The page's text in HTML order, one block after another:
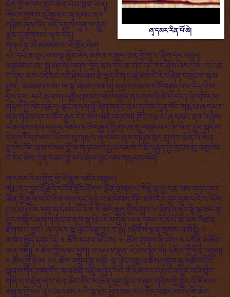
ཞྭ་དམར་རིན་པོ་ཆེ།
དོན་གྱི་མཁས་གྲུབ་ཆེན་པོ་ཤ་སྟག་ཡིན།
ཡོངས་གྲགས་སུ་རྒྱལ་བ་ཞྭ་དམར་ནག་
གཉིས་ཞེས་བོད་མདོ་དབུས་ཀུན་ལ་རླུང་
ལྟར་དུ་གྲགས་པ་ལྟར་རེད།
གནའ་སྔ་མོ་མཚམས་པ་རི་ཁྲོད་ཞིག་
དང་དཔེ་ཆ་ཅུང་ཙམ་ལྟ་མྱོང་ཡོད་མཁན་ང་རྒྱལ་ཅན་གྱི་གྲྭ་པ་ཞིག་དང་འཕྲད།
མཚམས་པས། སྐུ་ཞབས་ལགས་ཁྱེད་ནས་དཔེ་ཆ་གང་དང་གང་ཤེས་ཞེས་དྲིས། དཔེ་ཆ་
བ་དེས། ངས་འདི་དང་འདི་ཤེས་ཞེས་ཐ་སྙད་རིག་པ་རྣམས་རེ་རེ་བཞིན་བགྲངས་ཁུལ་
བྱས། མཚམས་པས། ཡ་སྐུ་ཞབས་ལགས། དམྱལ་ཁམས་བཅོ་བརྒྱད་གང་རེད་ཅེས་
དྲིས་དུས། དཔེ་ཆ་བས། དམྱལ་ཁམས་བཅོ་བརྒྱད་ནང་ནས་ཉི་ཚེ་བ་དང་། ཉེ་འཁོར་བ་
གཉིས་ཀྱི་མིང་བརྗེད། ཅུང་བསམ་བློ་ཞིག་གཏང་ནས་ད་ངས་དྲན་སོང་ཀརྨ་པ་ཞྭ་དམར་
ནག་གཉིས་དང་བཅོ་བརྒྱད་རེད་ཅེས་ལན་བཏབས། ཁོང་ཀརྨ་པ་ཞྭ་དམར་ནག་གཉིས་
ལ་མ་གུས་ནས་དམྱལ་ཁམས་བཅོ་བརྒྱད་ཀྱི་གྲངས་སུ་བགྲངས་བ་མ་ཡིན་ཀྱང་སྐབས་
དེ་དུས་བོད་ཁམས་ཡོངས་སུ་ཀརྨ་པ་ཞྭ་དམར་ནག་གཉིས་སྐད་གྲགས་ཆེན་པོ་ཡིན་
སྟབས་ཁོང་ནས་བསམ་བློ་མ་གཏངས་དམྱལ་ཁམས་བཅོ་བརྒྱད་ཀྱི་གྲངས་སུ་བགྲངས་
བ་རེད་ཅེས་ཀུན་བཟང་བླ་མའི་ཞལ་ལུང་ལས་གསུངས་ཡོད།
ཞྭ་དམར་རིམ་བྱོན་གྱི་ལོ་རྒྱུས་མདོར་བསྡུས།
ཀརྨ་རང་བྱུང་རྡོ་རྗེའི་དངོས་སློབ་རྟོགས་ལྡན་གྲགས་པ་སེངྒེ་སྐུ་མྱ་ངན་ལས་འདའ་ཁར་
ཡོན་གྱི་རྒྱལ་ས་པེ་ཅིན་ནས་ཧྲང་ཏུའུ་ལ་མ་ཕེབས་གོང་ཙམ་རབ་བྱུང་དྲུག་པའི་ས་ཡོས་
(༡༣༣༩)་ལོར་དབུ་ཞྭ་དམར་པོ་རིན་པོ་ཆེའི་རྒྱན་གྱིས་སྤྲས་པ་ཞིག་གནང་སྟེ་སྐུ་ཚབ་ལྟ་
བུར་བསྐོ་བཞག་གནང་བ་ནས་སྐུ་ཕྲེང་རིམ་བྱོན་ལ་ཞྭ་དམར་རིན་པོ་ཆེ་ཞེས་མཚན་
ཐོགས་པ་བྱུང་། ཞྭ་དམར་སྐུ་ཕྲེང་བཅུ་བྱུང་བ་སྟེ། ༡རྟོགས་ལྡན་གྲགས་པ་སེངྒེ། ༢
མཁའ་སྤྱོད་དབང་པོ། ༣ ཆོས་དཔལ་ཡེ་ཤེས། ༤ ཆོས་གྲགས་ཡེ་ཤེས། ༥ དཀོན་མཆོག་
ཡན་ལག། ༦ ཆོས་ཀྱི་དབང་ཕྱུག། ༧ དཔལ་ལྡན་ཡེ་ཤེས་སྙིང་པོ། ༨ཆོས་ཀྱི་དོན་འགྲུབ།
༩ ཆོས་ཀྱི་ཉི་མ། ༡༠ ཆོས་འགྲུབ་རྒྱ་མཚོ། སྐུ་ཕྲེང་བཅུ་པ་ཆོས་འགྲུབ་རྒྱ་མཚོ་འདིའི་
སྐབས་གོར་ཁས་བོད་ལ་བཙན་འཛུལ་བྱེད་པའི་གོ་རིམ་དང་འབྲེལ་བ་བྱུང་བའི་གླེང་
གཞི་ལ་བརྟེན་ནས་མན་ཆིང་གོང་མ་ཆེན་ལུང་སྡེ་པ་གཞུང་གཉིས་ཁྱི་སྤྱང་འོ་ཟོམ་ཁ་
མཐུན་གྱི་དཔེ་ལྟར་ཞྭ་དམར་པའི་སྐུ་ཕྲེང་ཕྱིན་ཆད་ཡང་སྲིད་བརྩད་བཅོད་མི་ཆོག་